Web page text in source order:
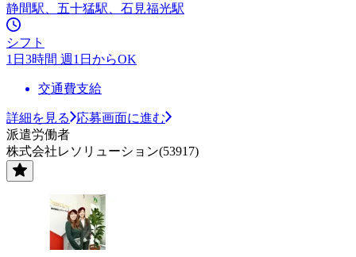
静間駅、五十猛駅、石見福光駅
シフト
1日3時間 週1日からOK
交通費支給
詳細を見る
応募画面に進む
派遣労働者
株式会社レソリューション(53917)